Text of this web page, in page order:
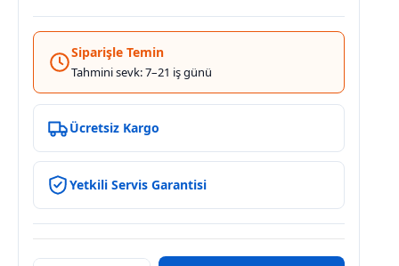
Siparişle Temin
Tahmini sevk: 7–21 iş günü
Ücretsiz Kargo
Yetkili Servis Garantisi